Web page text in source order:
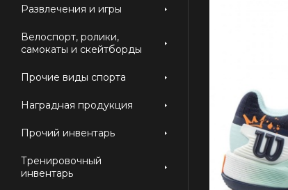
Развлечения и игры
Велоспорт, ролики,
самокаты и скейтборды
Прочие виды спорта
Наградная продукция
Прочий инвентарь
Тренировочный
инвентарь